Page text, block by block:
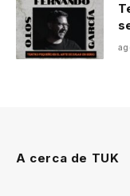
A cerca de TUK